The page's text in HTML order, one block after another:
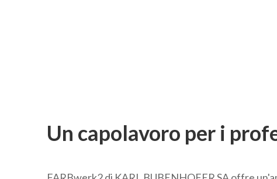
Un capolavoro per i